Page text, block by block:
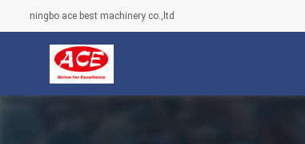
ningbo ace best machinery co.,ltd